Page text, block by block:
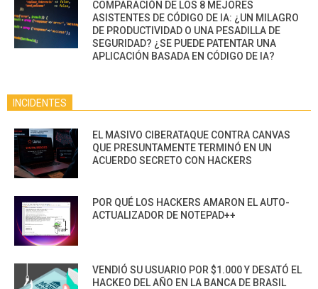
COMPARACIÓN DE LOS 8 MEJORES
ASISTENTES DE CÓDIGO DE IA: ¿UN MILAGRO
DE PRODUCTIVIDAD O UNA PESADILLA DE
SEGURIDAD? ¿SE PUEDE PATENTAR UNA
APLICACIÓN BASADA EN CÓDIGO DE IA?
INCIDENTES
EL MASIVO CIBERATAQUE CONTRA CANVAS
QUE PRESUNTAMENTE TERMINÓ EN UN
ACUERDO SECRETO CON HACKERS
POR QUÉ LOS HACKERS AMARON EL AUTO-
ACTUALIZADOR DE NOTEPAD++
VENDIÓ SU USUARIO POR $1.000 Y DESATÓ EL
HACKEO DEL AÑO EN LA BANCA DE BRASIL